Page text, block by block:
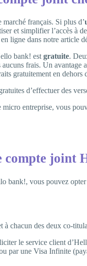
français. Si plus d’
et simplifier l’accès à
ligne dans notre article
bank! est gratuite.
frais. Un
gratuitement en dehors
d’effectuer des
micro entreprise, vous
joint
bank!, vous pouvez opter
chacun des deux co-
le service client
par une Visa Infinite